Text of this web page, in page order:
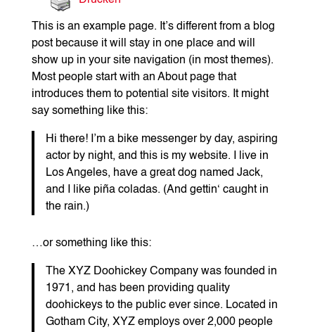
This is an example page. It’s different from a blog
post because it will stay in one place and will
show up in your site navigation (in most themes).
Most people start with an About page that
introduces them to potential site visitors. It might
say something like this:
Hi there! I’m a bike messenger by day, aspiring
actor by night, and this is my website. I live in
Los Angeles, have a great dog named Jack,
and I like piña coladas. (And gettin‘ caught in
the rain.)
…or something like this:
The XYZ Doohickey Company was founded in
1971, and has been providing quality
doohickeys to the public ever since. Located in
Gotham City, XYZ employs over 2,000 people